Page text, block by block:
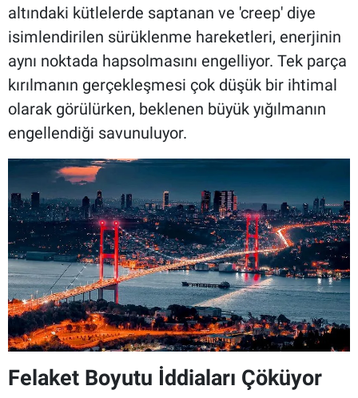
altındaki kütlelerde saptanan ve 'creep' diye
isimlendirilen sürüklenme hareketleri, enerjinin
aynı noktada hapsolmasını engelliyor. Tek parça
kırılmanın gerçekleşmesi çok düşük bir ihtimal
olarak görülürken, beklenen büyük yığılmanın
engellendiği savunuluyor.
Felaket Boyutu İddiaları Çöküyor